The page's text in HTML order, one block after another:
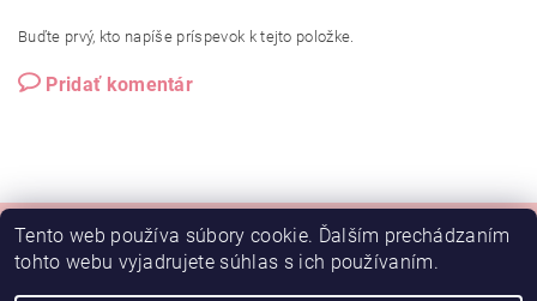
Buďte prvý, kto napíše príspevok k tejto položke.
Pridať komentár
Doprava
Tento web používa súbory cookie. Ďalším prechádzaním
tohto webu vyjadrujete súhlas s ich používaním.